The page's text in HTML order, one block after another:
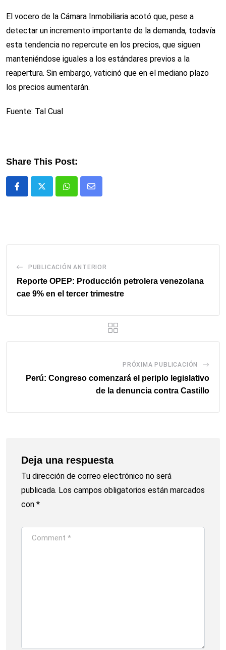
El vocero de la Cámara Inmobiliaria acotó que, pese a
detectar un incremento importante de la demanda, todavía
esta tendencia no repercute en los precios, que siguen
manteniéndose iguales a los estándares previos a la
reapertura. Sin embargo, vaticinó que en el mediano plazo
los precios aumentarán.
Fuente: Tal Cual
Share This Post:
WhatsappComparte
PUBLICACIÓN ANTERIOR
Reporte OPEP: Producción petrolera venezolana
cae 9% en el tercer trimestre
PRÓXIMA PUBLICACIÓN
Perú: Congreso comenzará el periplo legislativo
de la denuncia contra Castillo
Deja una respuesta
Tu dirección de correo electrónico no será
publicada. Los campos obligatorios están marcados
con *